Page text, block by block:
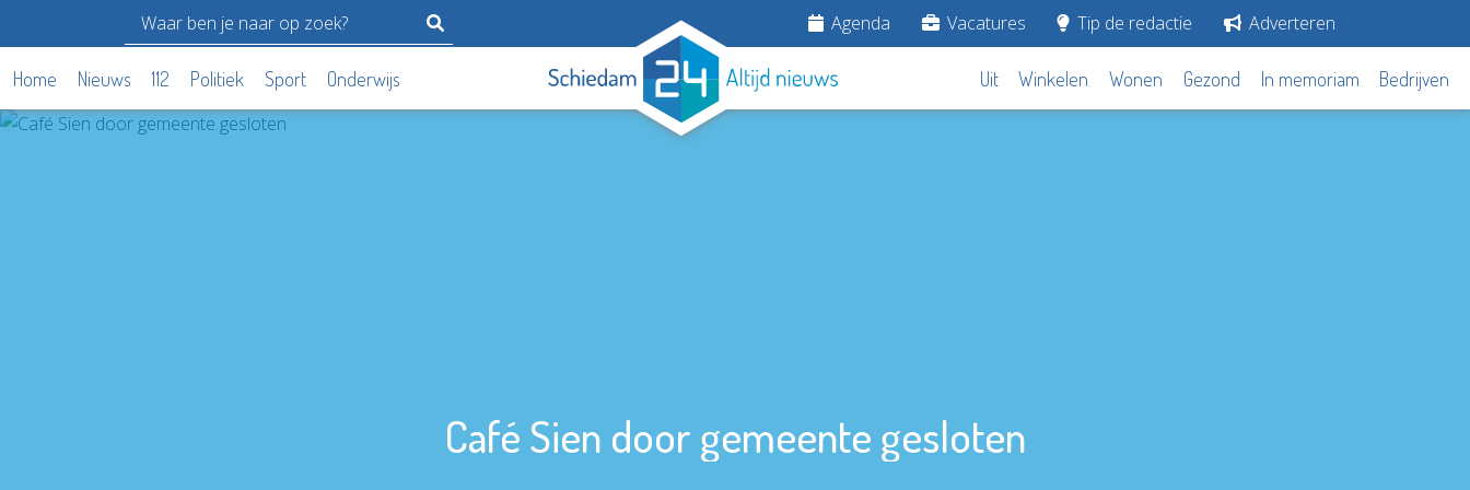
Agenda Vacatures Tip de redactie Adverteren
Home Nieuws 112 Politiek Sport Onderwijs Uit Winkelen Wonen Gezond In memoriam Bedrijven
Café Sien door gemeente gesloten